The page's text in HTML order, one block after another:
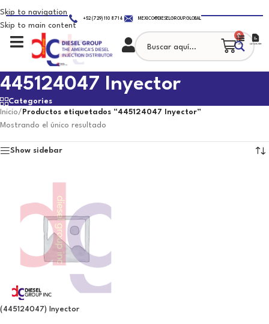
Skip to navigation
Skip to main content
+52 (729) 110 8714 MEXICO@DIESELGROUP.GLOBAL
0
445124047 Inyector
Categories
Inicio/ Productos etiquetados “445124047 Inyector”
Mostrando el único resultado
Show sidebar
(445124047) Inyector